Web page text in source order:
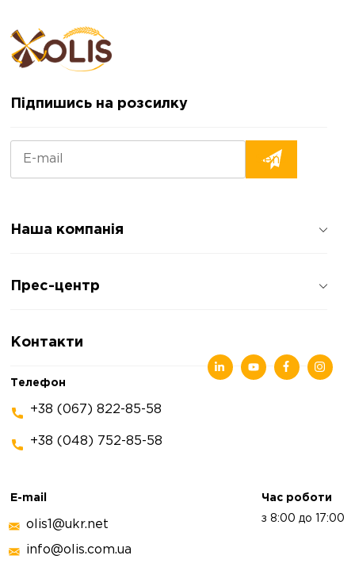
Підпишись на розсилку
Наша компанія
Відгуки про компанію
Прес-центр
Статті
Контакти
Телефон
+38 (067) 822-85-58
+38 (048) 752-85-58
E-mail
olis1@ukr.net
info@olis.com.ua
Час роботи
з 8:00 до 17:00